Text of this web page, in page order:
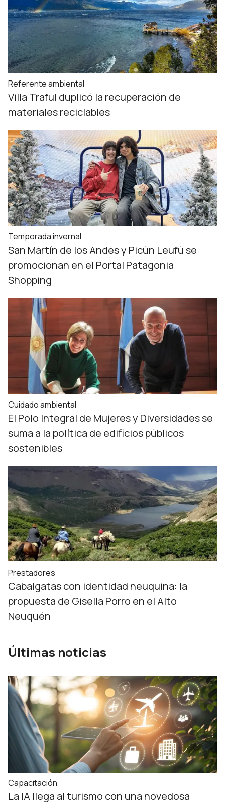
Referente ambiental
Villa Traful duplicó la recuperación de
materiales reciclables
Temporada invernal
San Martín de los Andes y Picún Leufú se
promocionan en el Portal Patagonia
Shopping
Cuidado ambiental
El Polo Integral de Mujeres y Diversidades se
suma a la política de edificios públicos
sostenibles
Prestadores
Cabalgatas con identidad neuquina: la
propuesta de Gisella Porro en el Alto
Neuquén
Últimas noticias
Capacitación
La IA llega al turismo con una novedosa